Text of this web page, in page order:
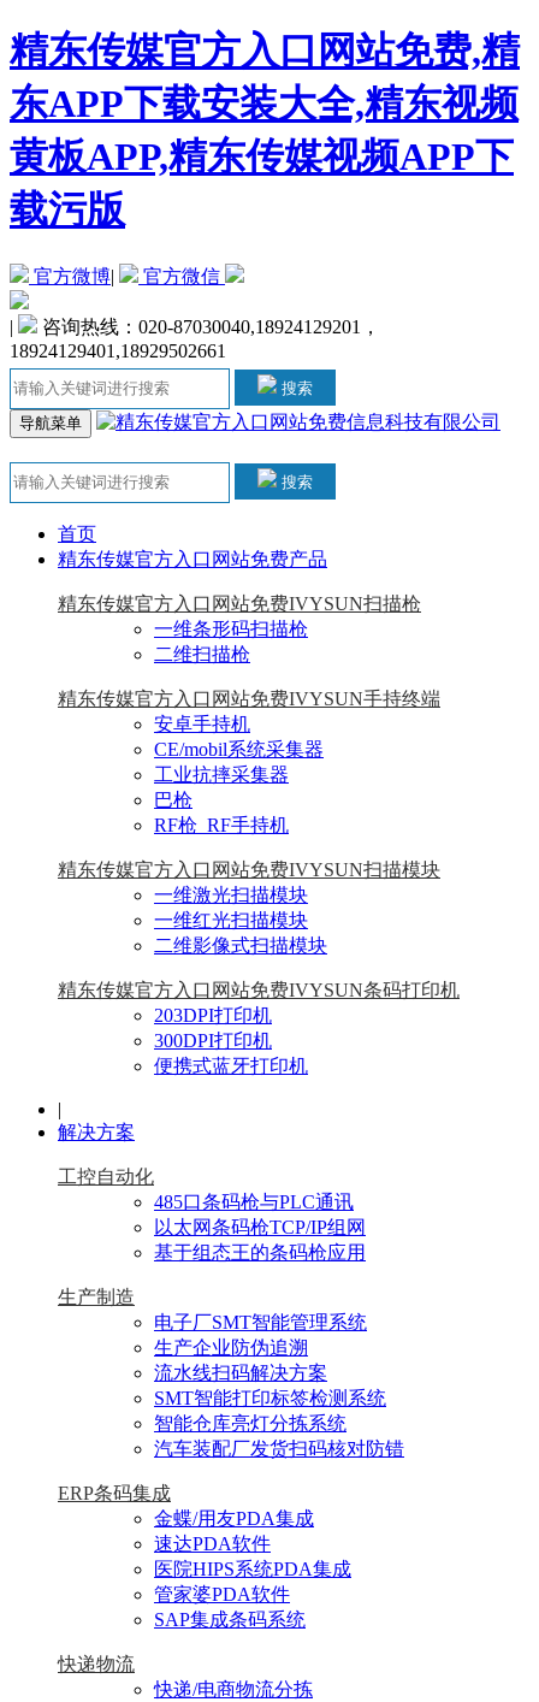
精东传媒官方入口网站免费,精
东APP下载安装大全,精东视频
黄板APP,精东传媒视频APP下
载污版
官方微博| 官方微信
|
咨询热线：020-87030040,18924129201，
18924129401,18929502661
搜索
导航菜单
搜索
首页
精东传媒官方入口网站免费产品
精东传媒官方入口网站免费IVYSUN扫描枪
一维条形码扫描枪
二维扫描枪
精东传媒官方入口网站免费IVYSUN手持终端
安卓手持机
CE/mobil系统采集器
工业抗摔采集器
巴枪
RF枪_RF手持机
精东传媒官方入口网站免费IVYSUN扫描模块
一维激光扫描模块
一维红光扫描模块
二维影像式扫描模块
精东传媒官方入口网站免费IVYSUN条码打印机
203DPI打印机
300DPI打印机
便携式蓝牙打印机
|
解决方案
工控自动化
485口条码枪与PLC通讯
以太网条码枪TCP/IP组网
基于组态王的条码枪应用
生产制造
电子厂SMT智能管理系统
生产企业防伪追溯
流水线扫码解决方案
SMT智能打印标签检测系统
智能仓库亮灯分拣系统
汽车装配厂发货扫码核对防错
ERP条码集成
金蝶/用友PDA集成
速达PDA软件
医院HIPS系统PDA集成
管家婆PDA软件
SAP集成条码系统
快递物流
快递/电商物流分拣